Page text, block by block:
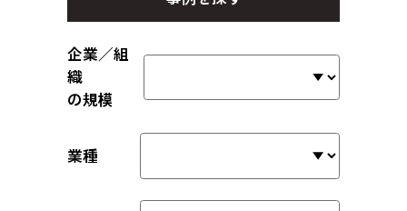
企業／組
織
の規模
業種